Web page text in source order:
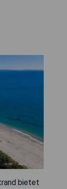
bietet